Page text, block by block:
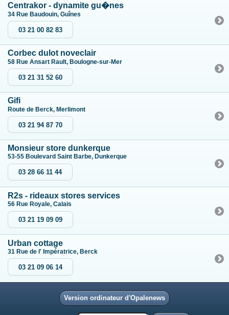
Centrakor - dynamite gu�nes
34 Rue Baudouin, Guînes
03 21 00 82 83
Corbec dulot noveclair
58 Rue Ansart Rault, Boulogne-sur-Mer
03 21 31 52 60
Gifi
Route de Berck, Merlimont
03 21 94 87 70
Monsieur store dunkerque
53-55 Boulevard Saint Barbe, Dunkerque
03 28 66 11 44
R2s - rideaux stores services
56 Rue Royale, Calais
03 21 19 09 09
Urban cottage
31 Rue de l' Impératrice, Berck
03 21 09 06 14
Version ordinateur d'Opalenews